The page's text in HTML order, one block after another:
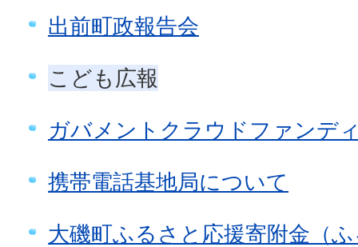
出前町政報告会
こども広報
ガバメントクラウドファンデ
携帯電話基地局について
大磯町ふるさと応援寄附金（